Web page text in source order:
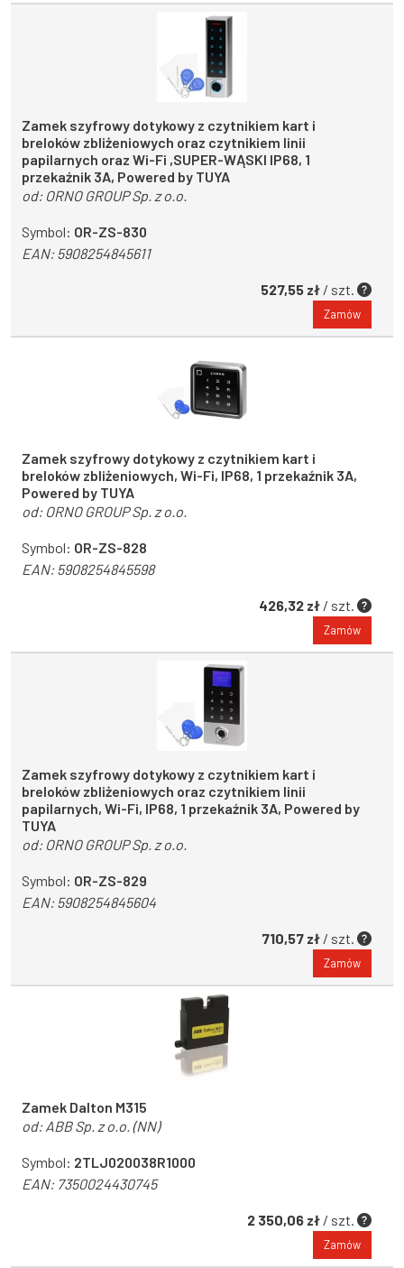
Zamek szyfrowy dotykowy z czytnikiem kart i
breloków zbliżeniowych oraz czytnikiem linii
papilarnych oraz Wi-Fi ,SUPER-WĄSKI IP68, 1
przekaźnik 3A, Powered by TUYA
od: ORNO GROUP Sp. z o.o.
Symbol: OR-ZS-830
EAN:5908254845611
527,55 zł / szt.
Zamów
Zamek szyfrowy dotykowy z czytnikiem kart i
breloków zbliżeniowych, Wi-Fi, IP68, 1 przekaźnik 3A,
Powered by TUYA
od: ORNO GROUP Sp. z o.o.
Symbol: OR-ZS-828
EAN:5908254845598
426,32 zł / szt.
Zamów
Zamek szyfrowy dotykowy z czytnikiem kart i
breloków zbliżeniowych oraz czytnikiem linii
papilarnych, Wi-Fi, IP68, 1 przekaźnik 3A, Powered by
TUYA
od: ORNO GROUP Sp. z o.o.
Symbol: OR-ZS-829
EAN:5908254845604
710,57 zł / szt.
Zamów
Zamek Dalton M315
od: ABB Sp. z o.o. (NN)
Symbol: 2TLJ020038R1000
EAN: 7350024430745
2 350,06 zł / szt.
Zamów